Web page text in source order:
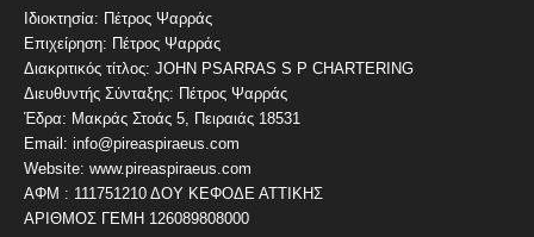
Ιδιοκτησία: Πέτρος Ψαρράς
Επιχείρηση: Πέτρος Ψαρράς
Διακριτικός τίτλος: JOHN PSARRAS S P CHARTERING
Διευθυντής Σύνταξης: Πέτρος Ψαρράς
Έδρα: Μακράς Στοάς 5, Πειραιάς 18531
Email: info@pireaspiraeus.com
Website: www.pireaspiraeus.com
ΑΦΜ : 111751210 ΔΟΥ ΚΕΦΟΔΕ ΑΤΤΙΚΗΣ
ΑΡΙΘΜΟΣ ΓΕΜΗ 126089808000